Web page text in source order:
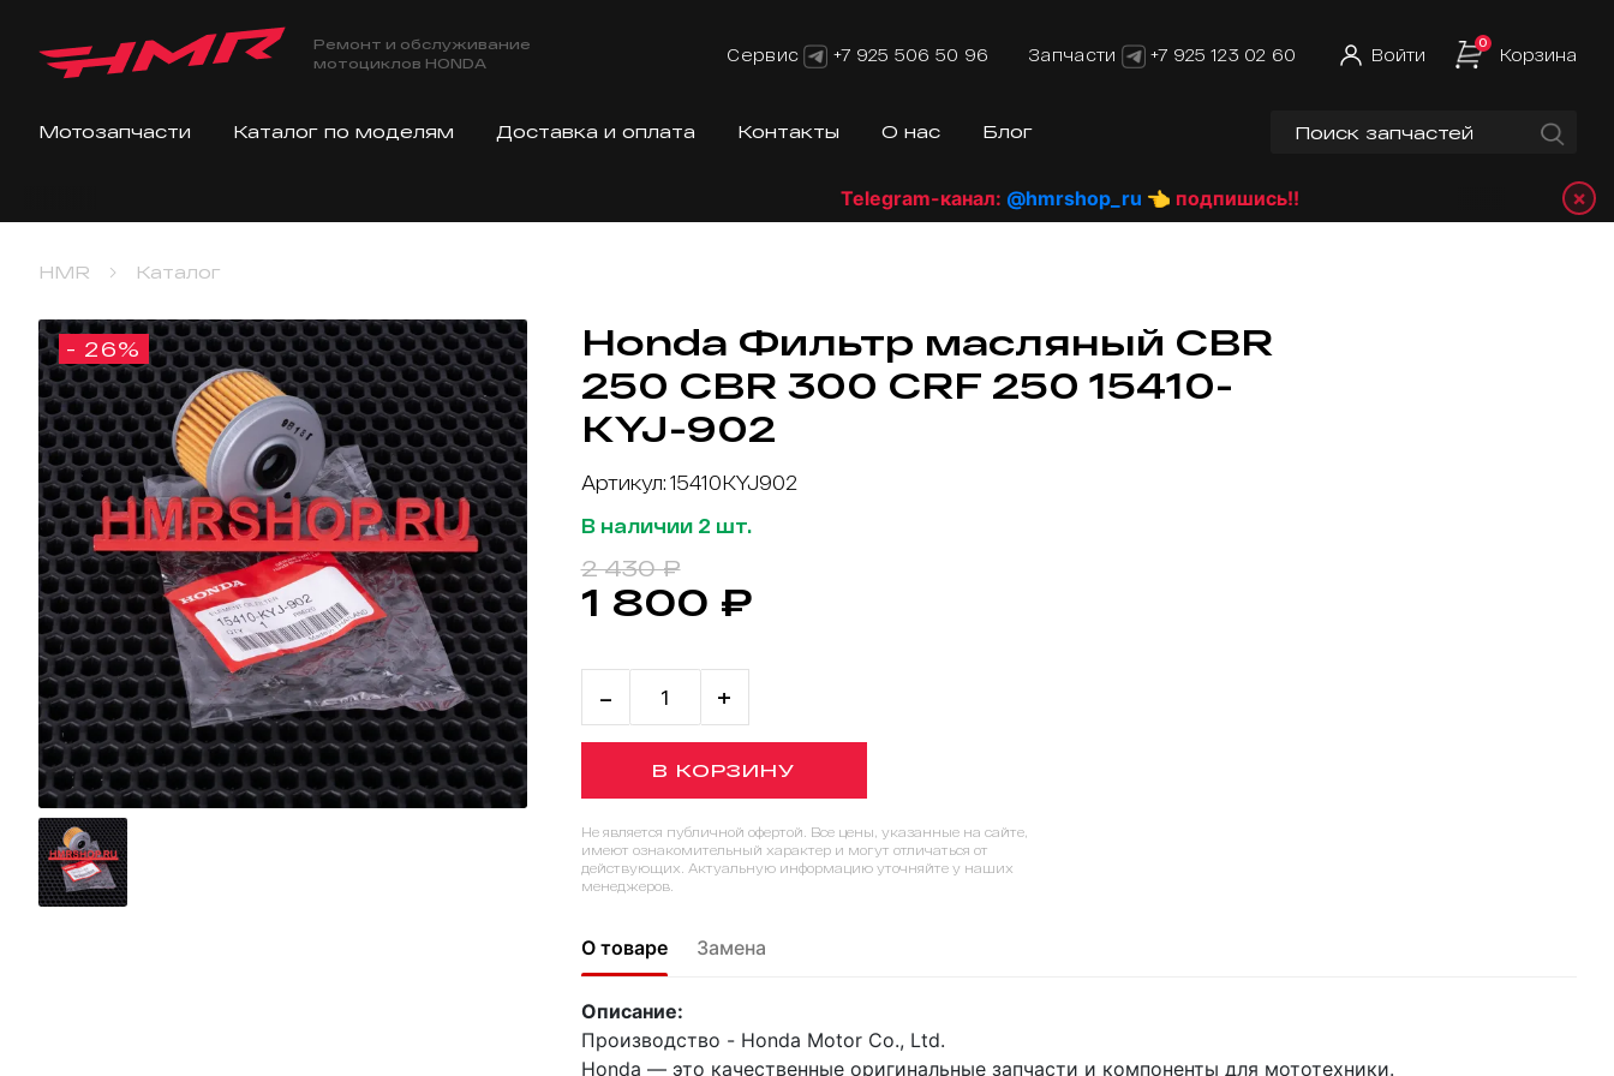
Ремонт и обслуживание
мотоциклов HONDA
Сервис +7 925 506 50 96 Запчасти +7 925 123 02 60 Войти
0
Корзина
Мотозапчасти Каталог по моделям Доставка и оплата Контакты О нас Блог
Telegram-канал:@hmrshop_ru👈 подпишись!! ×
HMR Каталог
- 26%
Honda Фильтр масляный CBR
250 CBR 300 CRF 250 15410-
KYJ-902
Артикул: 15410KYJ902
В наличии 2 шт.
2 430 ₽
1 800 ₽
- +
В КОРЗИНУ
Не является публичной офертой. Все цены, указанные на сайте,
имеют ознакомительный характер и могут отличаться от
действующих. Актуальную информацию уточняйте у наших
менеджеров.
О товаре Замена
Описание:
Производство - Honda Motor Co., Ltd.
Honda — это качественные оригинальные запчасти и компоненты для мототехники.